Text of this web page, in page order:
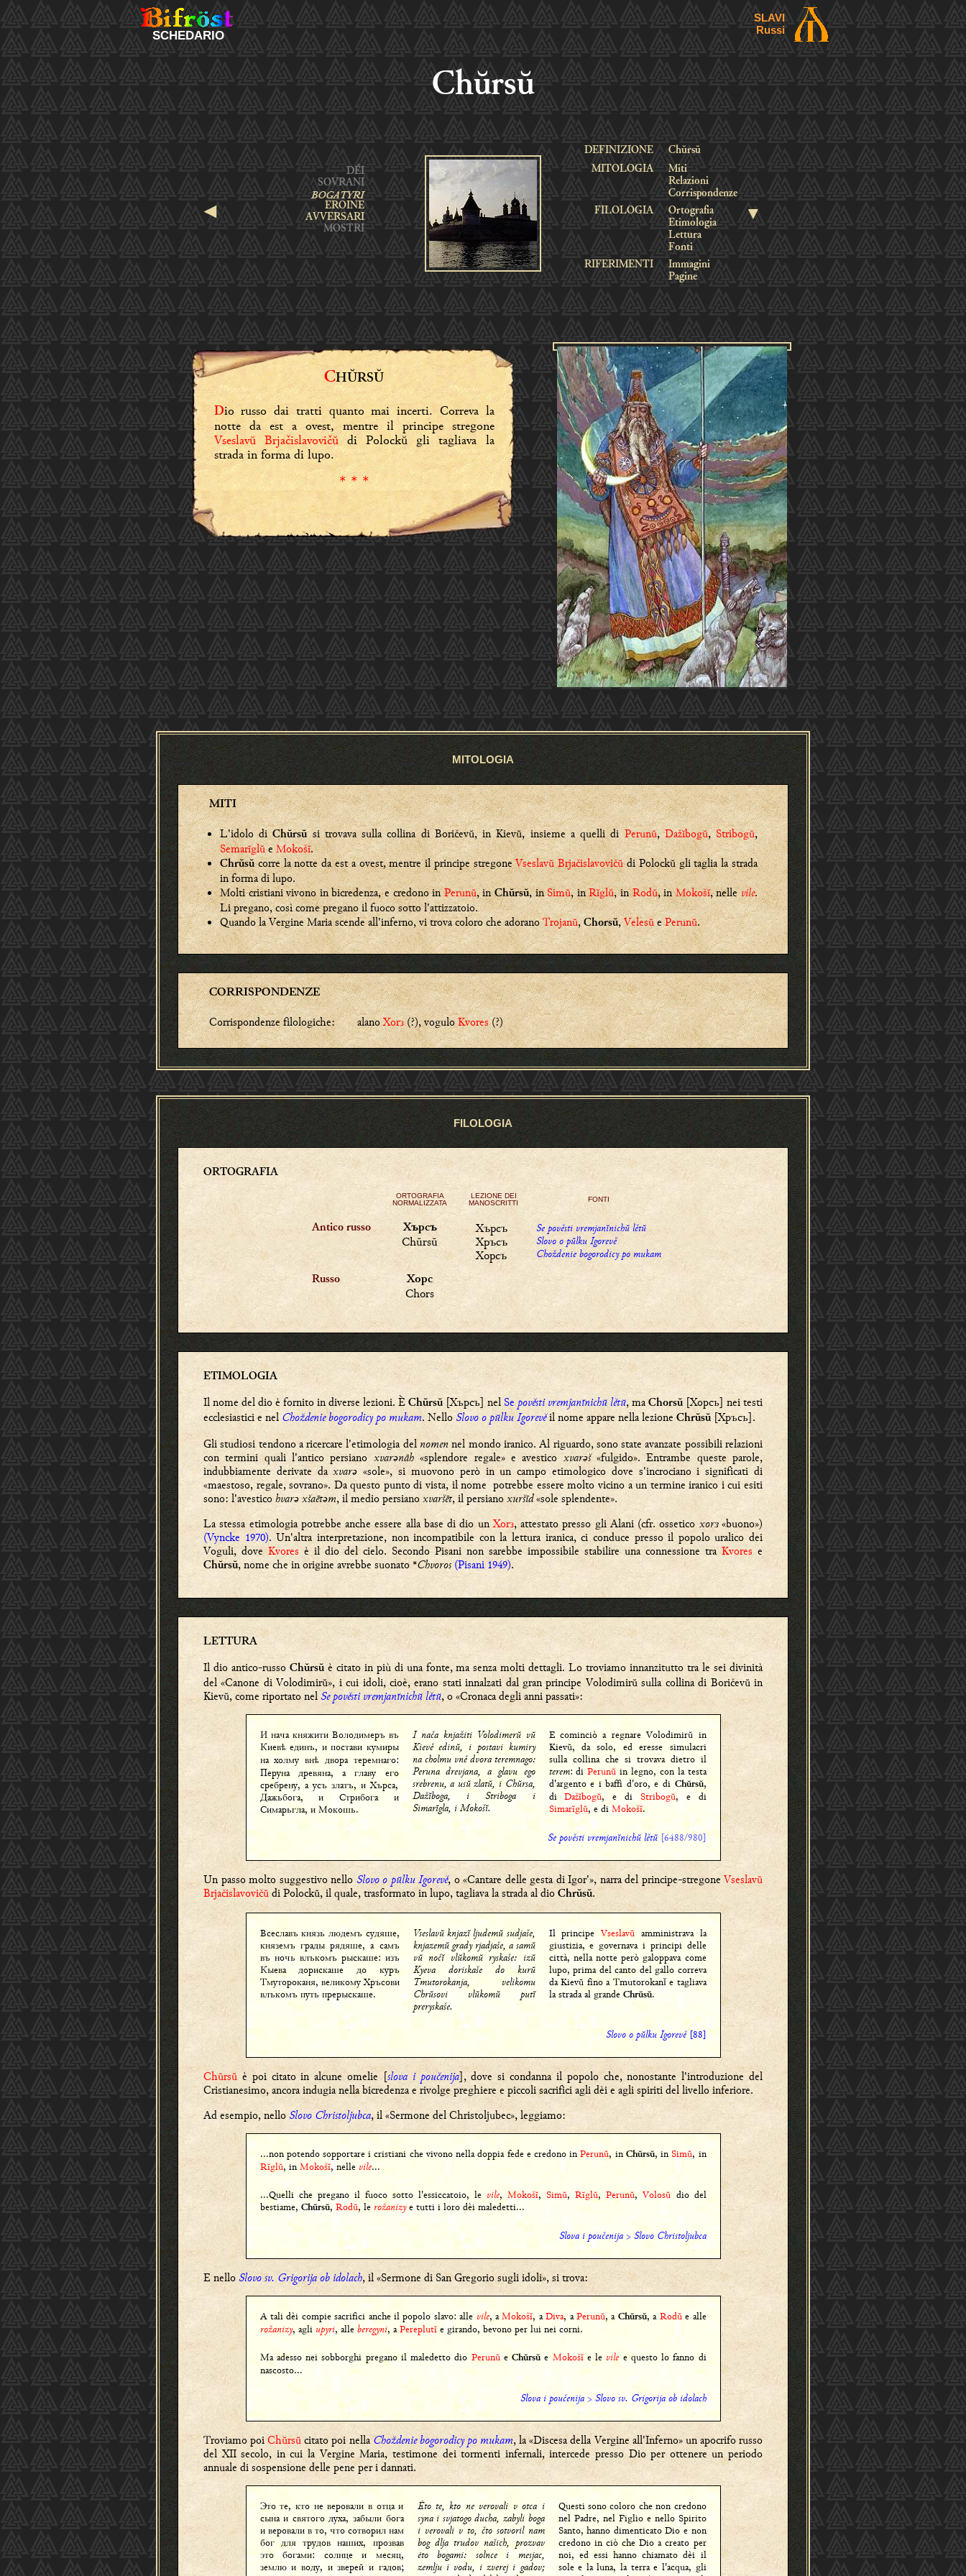
SCHEDARIO
SLAVI
Russi
Chŭrsŭ
◄
DEFINIZIONE Chŭrsŭ
▼
MITOLOGIA
Miti
Relazioni
Corrispondenze
FILOLOGIA
Ortografia
Etimologia
Lettura
Fonti
RIFERIMENTI
Immagini
Pagine
CHŬRSŬ
Dio russo dai tratti quanto mai incerti. Correva la
notte da est a ovest, mentre il principe stregone
Vseslavŭ Brjačislavovičŭdi Polockŭ gli tagliava la
strada in forma di lupo.
* * *
MITOLOGIA
MITI
L'idolo diChŭrsŭsi trovava sulla collina di Boričevŭ, in Kievŭ, insieme a quelli diPerunŭ,Dažĭbogŭ,Stribogŭ,
SemarĭglŭeMokošĭ.
Chrŭsŭcorre la notte da est a ovest, mentre il principe stregoneVseslavŭ Brjačislavovičŭdi Polockŭ gli taglia la strada
in forma di lupo.
Molti cristiani vivono in bicredenza, e credono inPerunŭ, inChŭrsŭ, inSimŭ, inRĭglŭ, inRodŭ, inMokošĭ, nellevile.
Li pregano, così come pregano il fuoco sotto l'attizzatoio.
Quando la Vergine Maria scende all'inferno, vi trova coloro che adoranoTrojanŭ,Chorsŭ,VelesŭePerunŭ.
CORRISPONDENZE
Corrispondenze filologiche: alanoXorз(?), voguloKvores(?)
FILOLOGIA
ORTOGRAFIA
ORTOGRAFIA
NORMALIZZATA
LEZIONE DEI
MANOSCRITTI
FONTI
Antico russo Хърсъ
Chŭrsŭ
Хърсъ
Хръсъ
Хoрсъ
Se pověsti vremjanĭnichŭ lětŭ
Slovo o pŭlku Igorevě
Choždenie bogorodicy po mukam
Russo Хорс
Chors
ETIMOLOGIA
Il nome del dio è fornito in diverse lezioni. È Chŭrsŭ [Хърсъ] nel Se pověsti vremjanĭnichŭ lětŭ, ma Chorsŭ [Хoрсъ] nei testi
ecclesiastici e nel Choždenie bogorodicy po mukam. NelloSlovo o pŭlku Igorevěil nome appare nella lezione Chrŭsŭ [Хръсъ].
Gli studiosi tendono a ricercare l'etimologia del nomennel mondo iranico. Al riguardo, sono state avanzate possibili relazioni
con termini quali l'antico persiano xvarənāh«splendore regale» e avestico xvarəš«fulgido». Entrambe queste parole,
indubbiamente derivate daxvarə «sole», si muovono però in un campo etimologico dove s'incrociano i significati di
«maestoso, regale, sovrano». Da questo punto di vista, il nome potrebbe essere molto vicino a un termine iranico i cui esiti
sono: l'avesticohvarə хšаētəm, il medio persianoxvaršēt, il persianoxuršīd«sole splendente».
La stessa etimologia potrebbe anche essere alla base di dio unXorз, attestato presso gli Alani (cfr. ossetico xorз«buono»)
(Vyncke 1970). Un'altra interpretazione, non incompatibile con la lettura iranica, ci conduce presso il popolo uralico dei
Voguli, dove Kvores è il dio del cielo. Secondo Pisani non sarebbe impossibile stabilire una connessione tra Kvores e
Chŭrsŭ, nome che in origine avrebbe suonato *Chvoros (Pisani 1949).
LETTURA
Il dio antico-russo Chŭrsŭè citato in più di una fonte, ma senza molti dettagli. Lo troviamo innanzitutto tra le sei divinità
del «Canone di Volodimirŭ», i cui idoli, cioè, erano stati innalzati dal gran principe Volodimirŭ sulla collina di Boričevŭ in
Kievŭ, come riportato nel Se pověsti vremjanĭnichŭ lětŭ, o «Cronaca degli anni passati»:
И нача княжити Володимеръ въ
Киевѣединъ, и постави кумиры
на холму внѣ двора теремнаго:
Перуна древяна, а главу его
сребрену, а усъ златъ, и Хърса,
Дажьбога, и Стрибога и
Симарьгла, и Мокошь.
I nača knjažiti Volodimerŭ vŭ
Kievě edinŭ, i postavi kumiry
na cholmu vně dvora teremnago:
Peruna drevjana, a glavu ego
srebrenu, a usŭ zlatŭ, i Chŭrsa,
Dažĭboga, i Striboga i
Simarĭgla, i Mokošĭ.
E cominciò a regnare Volodimirŭ in
Kievŭ, da solo, ed eresse simulacri
sulla collina che si trovava dietro il
terem: diPerunŭ in legno, con la testa
d'argento e i baffi d'oro, e di Chŭrsŭ,
diDažĭbogŭ, e di Stribogŭ, e di
Simarĭglŭ, e di Mokošĭ.
Se pověsti vremjanĭnichŭ lětŭ[6488/980]
Un passo molto suggestivo nelloSlovo o pŭlku Igorevě, o «Cantare delle gesta di Igor'», narra del principe-stregoneVseslavŭ
Brjačislavovičŭdi Polockŭ, il quale, trasformato in lupo, tagliava la strada al dio Chrŭsŭ.
Всеславъ князь людемъ судяше,
княземъ грады рядяше, а самъ
въ ночь влъкомъ рыскаше: изъ
Кыева дорискаше до куръ
Тмутороканя, великому Хръсови
влъкомъ путь прерыскаше.
Vseslavŭ knjazĭ ljudemŭ sudjaše,
knjazemŭ grady rjadjaše, a samŭ
vŭ nočĭ vlŭkomŭ ryskaše: izŭ
Kyeva doriskaše do kurŭ
Tmutorokanja, velikomu
Chrŭsovi vlŭkomŭ putĭ
preryskaše.
Il principe Vseslavŭ amministrava la
giustizia, e governava i principi delle
città, nella notte però galoppava come
lupo, prima del canto del gallo correva
da Kievŭ fino a Tmutorokanĭe tagliava
la strada al grande Chrŭsŭ.
Slovo o pŭlku Igorevě [88]
Chŭrsŭ è poi citato in alcune omelie [slova i poučenija], dove si condanna il popolo che, nonostante l'introduzione del
Cristianesimo, ancora indugia nella bicredenza e rivolge preghiere e piccoli sacrifici agli dèi e agli spiriti del livello inferiore.
Ad esempio, nelloSlovo Christoljubca, il «Sermone del Christoljubec», leggiamo:
...non potendo sopportare i cristiani che vivono nella doppia fede e credono inPerunŭ, in Chŭrsŭ, in Simŭ, in
Rĭglŭ, in Mokošĭ, nelle vile...
...Quelli che pregano il fuoco sotto l'essiccatoio, le vile,Mokošĭ,Simŭ,Rĭglŭ,Perunŭ,Volosŭ dio del
bestiame, Chŭrsŭ, Rodŭ, le rožanizye tutti i loro dèi maledetti...
Slova i poučenija> Slovo Christoljubca
E nello Slovo sv. Grigorija ob idolach, il «Sermone di San Gregorio sugli idoli», si trova:
A tali dèi compie sacrifici anche il popolo slavo: alle vile, aMokošĭ, aDiva, aPerunŭ, a Chŭrsŭ, a Rodŭe alle
rožanizy, agli upyri, alle beregyni, aPereplutĭe girando, bevono per lui nei corni.
Ma adesso nei sobborghi pregano il maledetto dio Perunŭe Chŭrsŭ e Mokošĭe le vile e questo lo fanno di
nascosto...
Slova i poučenija> Slovo sv. Grigorija ob idolach
Troviamo poiChŭrsŭcitato poi nella Choždenie bogorodicy po mukam, la «Discesa della Vergine all'Inferno» un apocrifo russo
del XII secolo, in cui la Vergine Maria, testimone dei tormenti infernali, intercede presso Dio per ottenere un periodo
annuale di sospensione delle pene per i dannati.
Это те, кто не веровали в отца и
сына и святого духа, забыли бога
и веровали в то, что сотворил нам
бог для трудов наших, прозвав
это богами: солнце и месяц,
землю и воду, и зверей и гадов;
Ėto te, kto ne verovali v otca i
syna i svjatogo ducha, zabyli boga
i verovali v to, čto sotvoril nam
bog dlja trudov našich, prozvav
ėto bogami: solnce i mesjac,
zemlju i vodu, i zverej i gadov;
Questi sono coloro che non credono
nel Padre, nel Figlio e nello Spirito
Santo, hanno dimenticato Dio e non
credono in ciò che Dio a creato per
noi, ed essi hanno chiamato dèi il
sole e la luna, la terra e l'acqua, gli